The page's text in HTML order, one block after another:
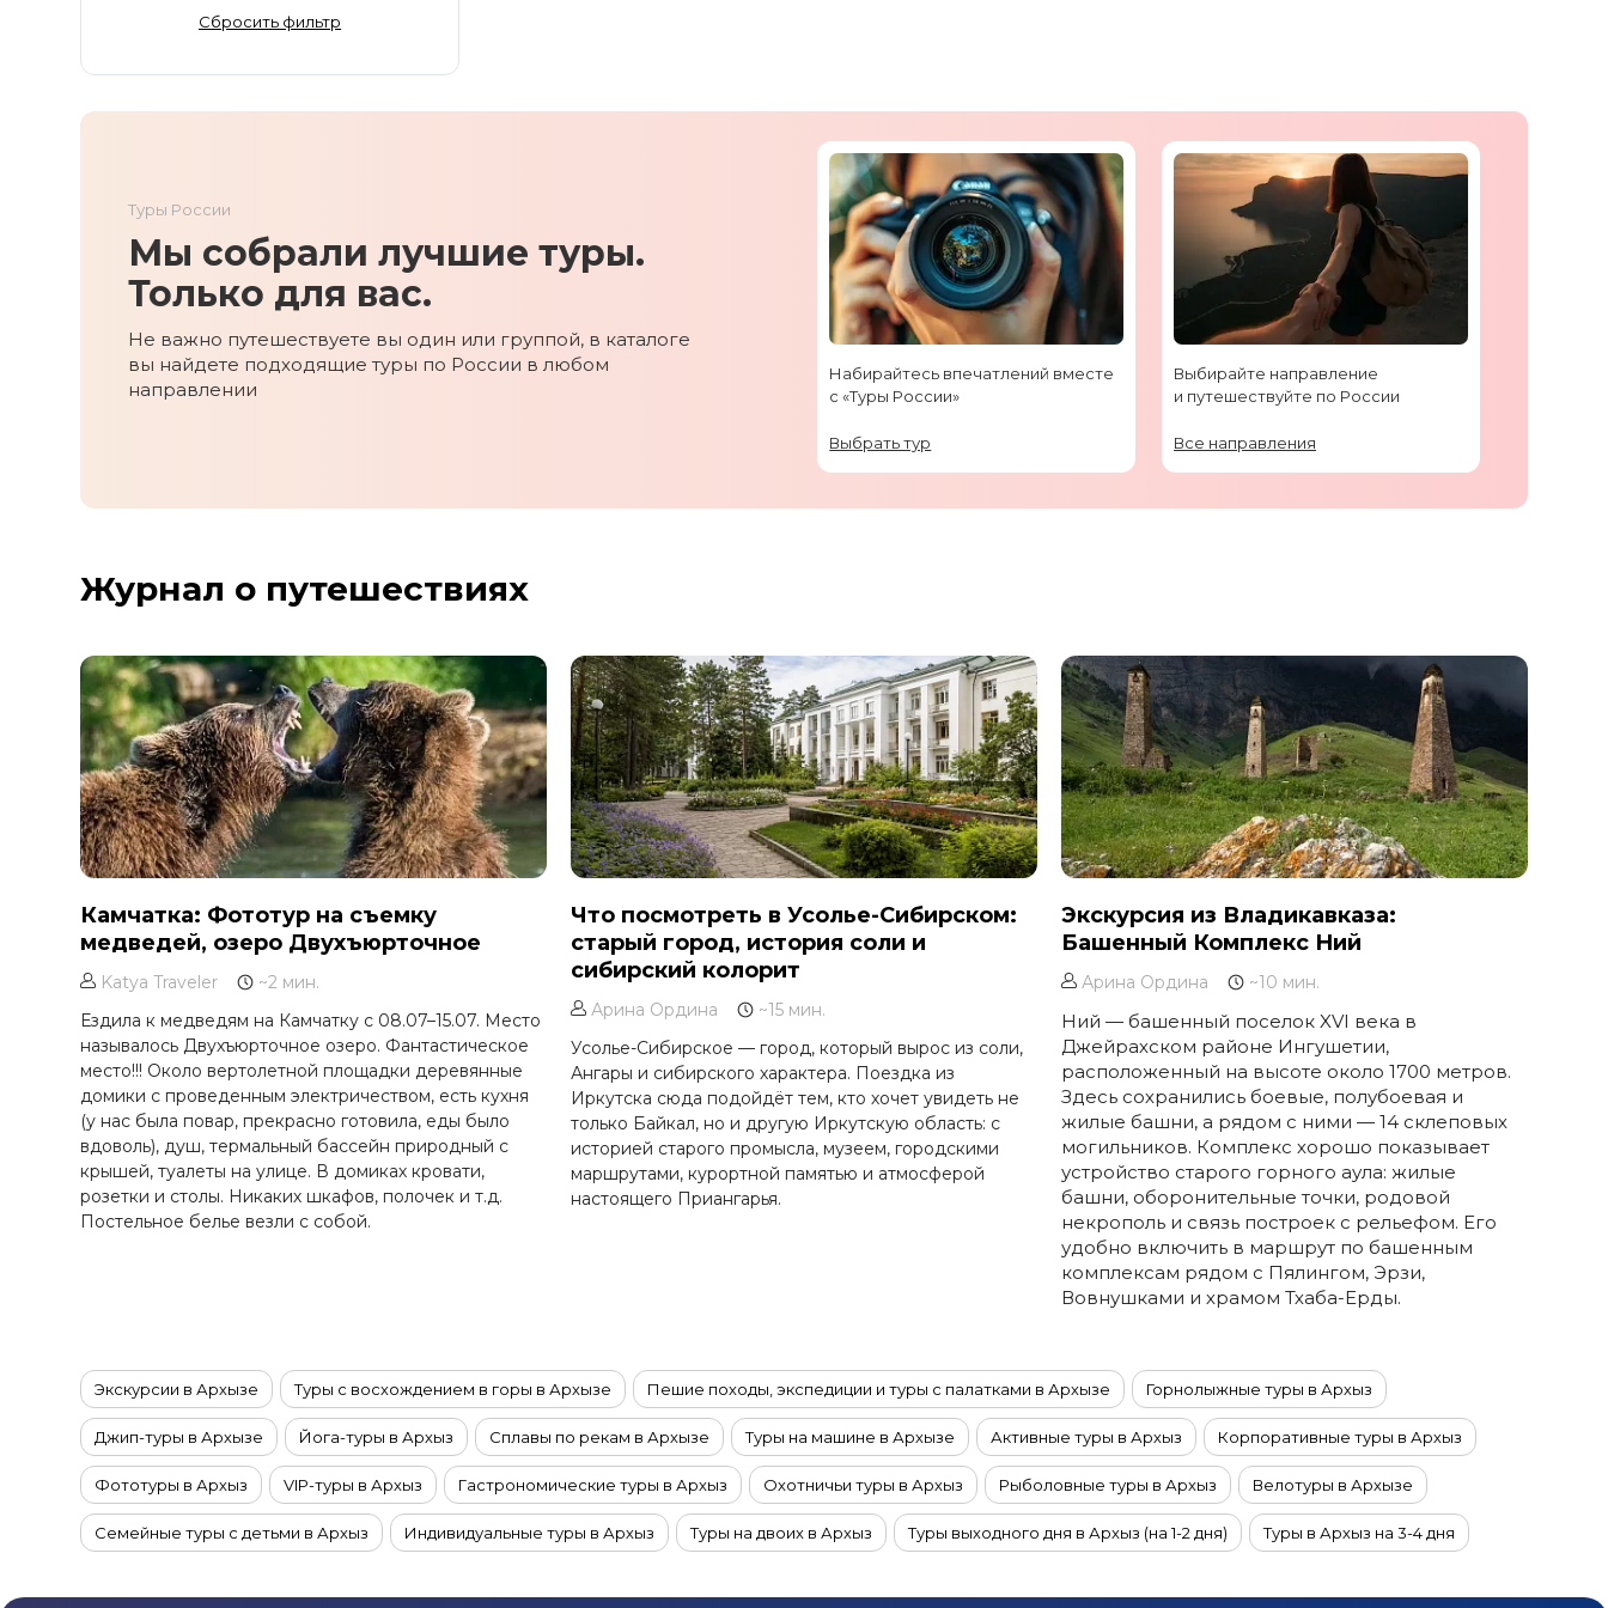
Иркутская область
Кабардино-Балкария
Калмыкия
Камчатка
Карачаево-Черкесия
Колыма
Кольский полуостров
Москва и Московская область
Новгородская область
Оймякон
Осетия
Остров Итуруп
Остров Кунашир
Остров Шикотан
Плато Путорана
Приморье
Самарская область
Сахалин
Соловецкие острова
Ставропольский край
Татарстан
Териберка
Тыва
Урал
Шантарские Острова
Эльбрус
Якутия
Якутск
Ямал
Сбросить фильтр
Туры России
Мы собрали лучшие туры.
Только для вас.
Не важно путешествуете вы один или группой, в каталоге
вы найдете подходящие туры по России в любом
направлении
Набирайтесь впечатлений вместе
с «Туры России»
Выбрать тур
Выбирайте направление
и путешествуйте по России
Все направления
Журнал о путешествиях
Камчатка: Фототур на съемку
медведей, озеро Двухъюрточное
Katya Traveler
~2 мин.
Ездила к медведям на Камчатку с 08.07–15.07. Место
называлось Двухъюрточное озеро. Фантастическое
место!!! Около вертолетной площадки деревянные
домики с проведенным электричеством, есть кухня
(у нас была повар, прекрасно готовила, еды было
вдоволь), душ, термальный бассейн природный с
крышей, туалеты на улице. В домиках кровати,
розетки и столы. Никаких шкафов, полочек и т.д.
Постельное белье везли с собой.
Что посмотреть в Усолье-Сибирском:
старый город, история соли и
сибирский колорит
Арина Ордина
~15 мин.
Усолье-Сибирское — город, который вырос из соли,
Ангары и сибирского характера. Поездка из
Иркутска сюда подойдёт тем, кто хочет увидеть не
только Байкал, но и другую Иркутскую область: с
историей старого промысла, музеем, городскими
маршрутами, курортной памятью и атмосферой
настоящего Приангарья.
Экскурсия из Владикавказа:
Башенный Комплекс Ний
Арина Ордина ~10 мин.
Ний — башенный поселок XVI века в
Джейрахском районе Ингушетии,
расположенный на высоте около 1700 метров.
Здесь сохранились боевые, полубоевая и
жилые башни, а рядом с ними — 14 склеповых
могильников. Комплекс хорошо показывает
устройство старого горного аула: жилые
башни, оборонительные точки, родовой
некрополь и связь построек с рельефом. Его
удобно включить в маршрут по башенным
комплексам рядом с Пялингом, Эрзи,
Вовнушками и храмом Тхаба-Ерды.
Экскурсии в Архызе Туры с восхождением в горы в Архызе Пешие походы, экспедиции и туры с палатками в Архызе Горнолыжные туры в Архыз
Джип-туры в Архызе Йога-туры в Архыз Сплавы по рекам в Архызе Туры на машине в Архызе Активные туры в Архыз Корпоративные туры в Архыз
Фототуры в Архыз VIP-туры в Архыз Гастрономические туры в Архыз Охотничьи туры в Архыз Рыболовные туры в Архыз Велотуры в Архызе
Семейные туры с детьми в Архыз Индивидуальные туры в Архыз Туры на двоих в Архыз Туры выходного дня в Архыз (на 1-2 дня) Туры в Архыз на 3-4 дня